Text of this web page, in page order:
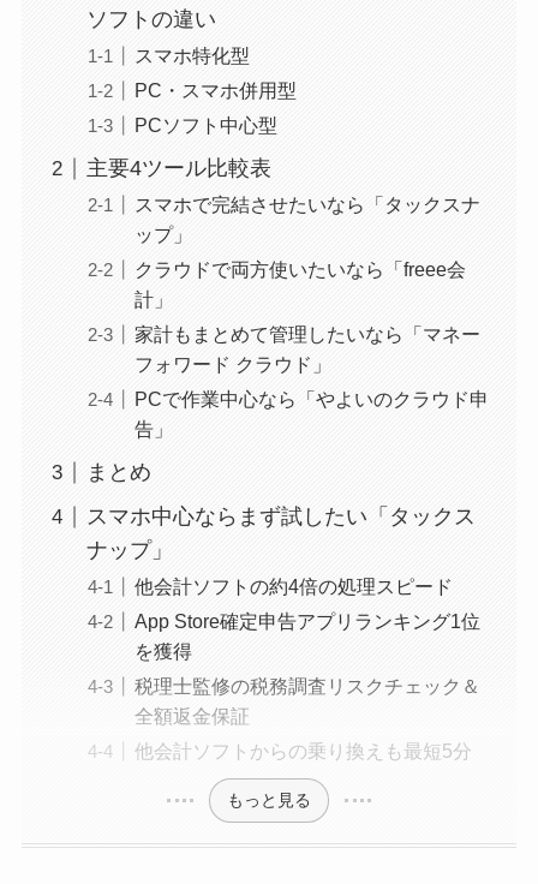
ソフトの違い
スマホ特化型
PC・スマホ併用型
PCソフト中心型
主要4ツール比較表
スマホで完結させたいなら「タックスナ
ップ」
クラウドで両方使いたいなら「freee会
計」
家計もまとめて管理したいなら「マネー
フォワード クラウド」
PCで作業中心なら「やよいのクラウド申
告」
まとめ
スマホ中心ならまず試したい「タックス
ナップ」
他会計ソフトの約4倍の処理スピード
App Store確定申告アプリランキング1位
を獲得
税理士監修の税務調査リスクチェック＆
全額返金保証
他会計ソフトからの乗り換えも最短5分
もっと見る